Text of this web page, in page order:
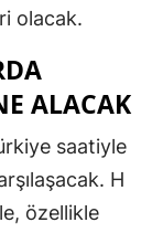
olacak.
ALACAK
saatiyle
H
özellikle